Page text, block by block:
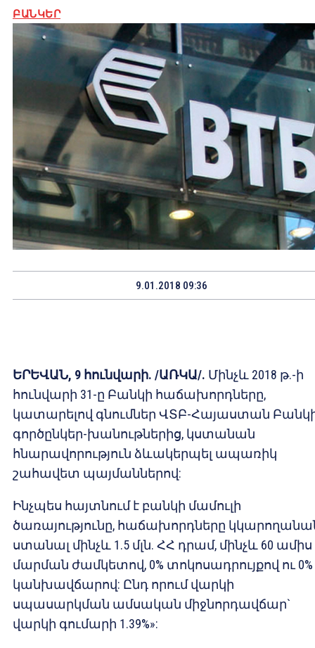
ԲԱՆԿԵՐ
9.01.2018 09:36
ԵՐԵՎԱՆ, 9 հունվարի. /ԱՌԿԱ/. Մինչև 2018 թ.-ի
հունվարի 31-ը Բանկի հաճախորդները,
կատարելով գնումներ ՎՏԲ-Հայաստան
գործընկեր-խանութներից, կստանան
հնարավորություն ձևակերպել ապառիկ
շահավետ պայմաններով:
Ինչպես հայտնում է բանկի մամուլի
ծառայությունը, հաճախորդները
ստանալ մինչև 1.5 մլն. ՀՀ դրամ, մինչև 60 ամիս
մարման ժամկետով, 0% տոկոսադրույքով ու 0%
կանխավճարով: Ընդ որում վարկի
սպասարկման ամսական միջնորդավճար`
վարկի գումարի 1.39%»: